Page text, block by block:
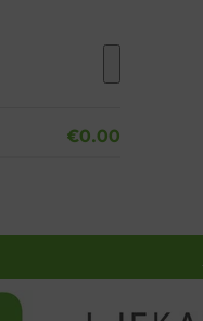
€0.00